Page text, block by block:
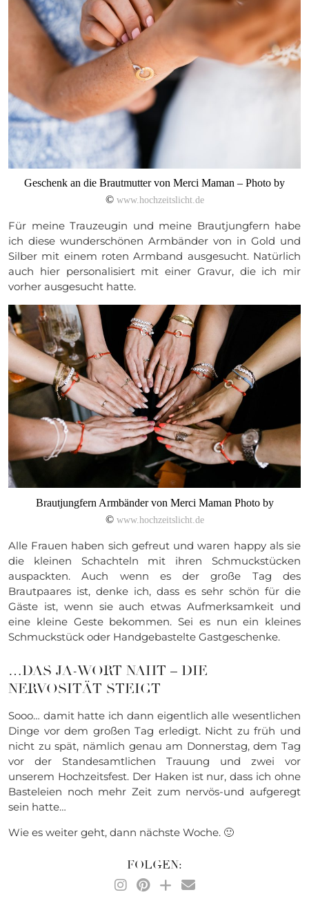
Geschenk an die Brautmutter von Merci Maman – Photo by
© www.hochzeitslicht.de
Für meine Trauzeugin und meine Brautjungfern habe
ich diese wunderschönen Armbänder von in Gold und
Silber mit einem roten Armband ausgesucht. Natürlich
auch hier personalisiert mit einer Gravur, die ich mir
vorher ausgesucht hatte.
Brautjungfern Armbänder von Merci Maman Photo by
© www.hochzeitslicht.de
Alle Frauen haben sich gefreut und waren happy als sie
die kleinen Schachteln mit ihren Schmuckstücken
auspackten. Auch wenn es der große Tag des
Brautpaares ist, denke ich, dass es sehr schön für die
Gäste ist, wenn sie auch etwas Aufmerksamkeit und
eine kleine Geste bekommen. Sei es nun ein kleines
Schmuckstück oder Handgebastelte Gastgeschenke.
…DAS JA-WORT NAHT – DIE
NERVOSITÄT STEIGT
Sooo… damit hatte ich dann eigentlich alle wesentlichen
Dinge vor dem großen Tag erledigt. Nicht zu früh und
nicht zu spät, nämlich genau am Donnerstag, dem Tag
vor der Standesamtlichen Trauung und zwei vor
unserem Hochzeitsfest. Der Haken ist nur, dass ich ohne
Basteleien noch mehr Zeit zum nervös-und aufgeregt
sein hatte…
Wie es weiter geht, dann nächste Woche. 🙂
FOLGEN: